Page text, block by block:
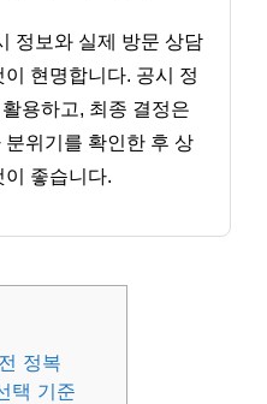
정보와 실제 방문 상담
현명합니다. 공시 정
용하고, 최종 결정은
위기를 확인한 후 상
좋습니다.
정복
택 기준